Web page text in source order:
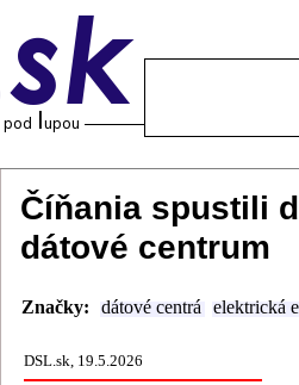
Číňania spustili
dátové centrum
Značky: dátové centrá elektrická
DSL.sk, 19.5.2026